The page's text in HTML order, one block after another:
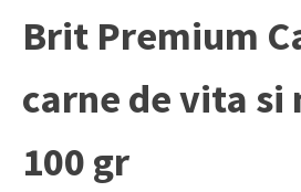
Brit Premium
carne de vita si
100 gr